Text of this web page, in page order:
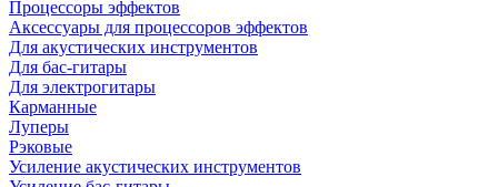
Процессоры эффектов
Аксессуары для процессоров эффектов
Для акустических инструментов
Для бас-гитары
Для электрогитары
Карманные
Луперы
Рэковые
Усиление акустических инструментов